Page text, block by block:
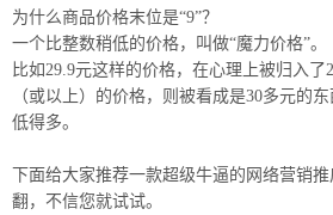
为什么商品价格末位是“9”？
一个比整数稍低的价格，叫做“魔力价格”。
比如29.9元这样的价格，在心理上被归入了
（或以上）的价格，则被看成是30多元的
低得多。
下面给大家推荐一款超级牛逼的网络营销
翻，不信您就试试。